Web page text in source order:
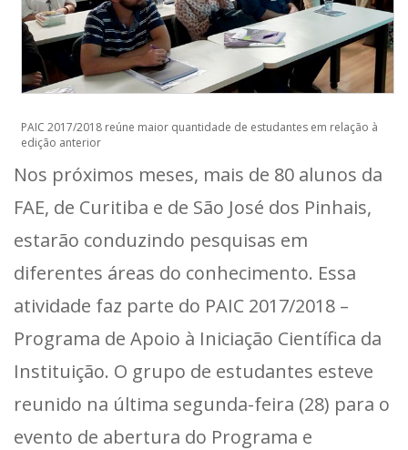
PAIC 2017/2018 reúne maior quantidade de estudantes em relação à
edição anterior
Nos próximos meses, mais de 80 alunos da
FAE, de Curitiba e de São José dos Pinhais,
estarão conduzindo pesquisas em
diferentes áreas do conhecimento. Essa
atividade faz parte do PAIC 2017/2018 –
Programa de Apoio à Iniciação Científica da
Instituição. O grupo de estudantes esteve
reunido na última segunda-feira (28) para o
evento de abertura do Programa e